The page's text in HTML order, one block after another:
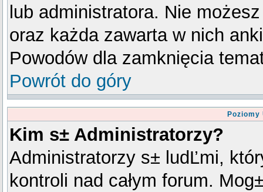
lub administratora. Nie
oraz każda zawarta w nich
Powodów dla zamknięcia
Powrót do góry
Kim s± Administratorzy?
Administratorzy s± ludĽmi,
kontroli nad całym forum.